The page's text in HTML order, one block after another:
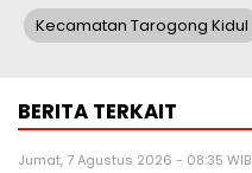
Kecamatan Tarogong Kidul
BERITA TERKAIT
Jumat, 7 Agustus 2026 - 08:35 WIB